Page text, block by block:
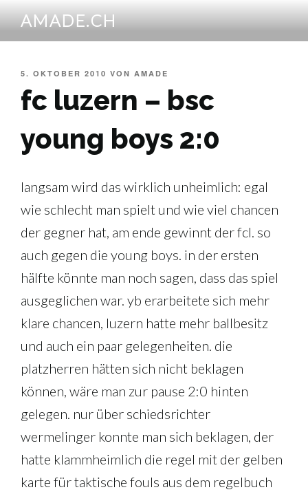
Inhalt
springen
AMADE.CH
VERÖFFENTLICHT
5. OKTOBER 2010 VON AMADE
fc luzern – bsc
young boys 2:0
langsam wird das wirklich unheimlich: egal
wie schlecht man spielt und wie viel chancen
der gegner hat, am ende gewinnt der fcl. so
auch gegen die young boys. in der ersten
hälfte könnte man noch sagen, dass das spiel
ausgeglichen war. yb erarbeitete sich mehr
klare chancen, luzern hatte mehr ballbesitz
und auch ein paar gelegenheiten. die
platzherren hätten sich nicht beklagen
können, wäre man zur pause 2:0 hinten
gelegen. nur über schiedsrichter
wermelinger konnte man sich beklagen, der
hatte klammheimlich die regel mit der gelben
karte für taktische fouls aus dem regelbuch